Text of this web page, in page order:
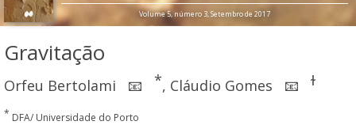
Volume 5, número 3, Setembro de 2017
Gravitação
Orfeu Bertolami 📧 *, Cláudio Gomes 📧 ɫ
* DFA/ Universidade do Porto